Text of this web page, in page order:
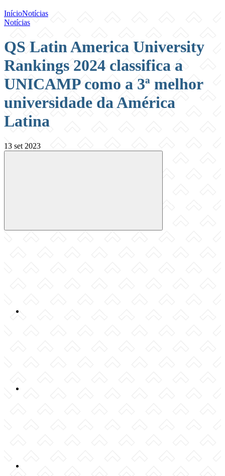
InícioNotícias
Notícias
QS Latin America University
Rankings 2024 classifica a
UNICAMP como a 3ª melhor
universidade da América
Latina
13 set 2023
Compartilhar